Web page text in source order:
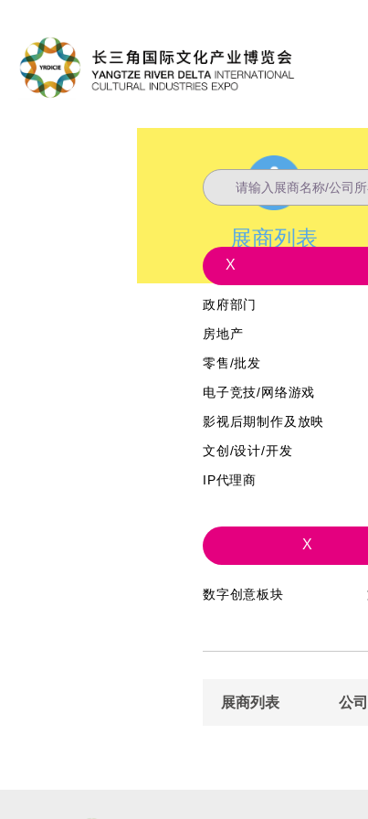
展商列表
X
政府部门
房地产
零售/批发
电子竞技/网络游戏
影视后期制作及放映
文创/设计/开发
IP代理商
X
数字创意板块
展商列表 公